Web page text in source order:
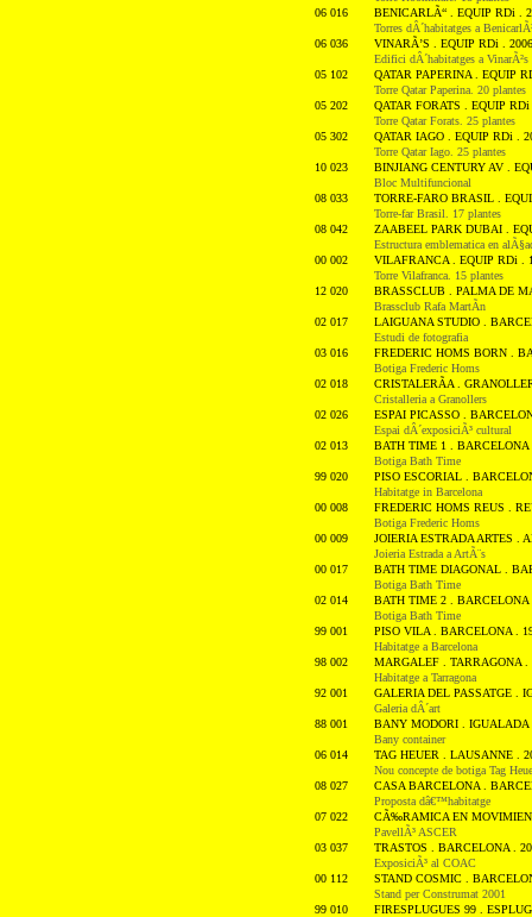
06 016
BENICARLÃ“ . EQUIP RDi .
Torres dÂ´habitatges a
06 036
VINARÃ’S . EQUIP RDi . 2006
Edifici dÂ´habitatges a VinarÃ²s
05 102
QATAR PAPERINA . EQUIP
Torre Qatar Paperina. 20 plantes
05 202
QATAR FORATS . EQUIP RDi
Torre Qatar Forats. 25 plantes
05 302
QATAR IAGO . EQUIP RDi .
Torre Qatar Iago. 25 plantes
10 023
BINJIANG CENTURY AV .
Bloc Multifuncional
08 033
TORRE-FARO BRASIL .
Torre-far Brasil. 17 plantes
08 042
ZAABEEL PARK DUBAI .
Estructura emblematica en
00 002
VILAFRANCA . EQUIP RDi .
Torre Vilafranca. 15 plantes
12 020
BRASSCLUB . PALMA DE
Brassclub Rafa MartÃ­n
02 017
LAIGUANA STUDIO .
Estudi de fotografia
03 016
FREDERIC HOMS BORN .
Botiga Frederic Homs
02 018
CRISTALERÃA .
Cristalleria a Granollers
02 026
ESPAI PICASSO .
Espai dÂ´exposiciÃ³ cultural
02 013
BATH TIME 1 . BARCELONA
Botiga Bath Time
99 020
PISO ESCORIAL .
Habitatge in Barcelona
00 008
FREDERIC HOMS REUS .
Botiga Frederic Homs
00 009
JOIERIA ESTRADA ARTES .
Joieria Estrada a ArtÃ¨s
00 017
BATH TIME DIAGONAL .
Botiga Bath Time
02 014
BATH TIME 2 . BARCELONA
Botiga Bath Time
99 001
PISO VILA . BARCELONA .
Habitatge a Barcelona
98 002
MARGALEF . TARRAGONA .
Habitatge a Tarragona
92 001
GALERIA DEL PASSATGE .
Galeria dÂ´art
88 001
BANY MODORI . IGUALADA
Bany container
06 014
TAG HEUER . LAUSANNE .
Nou concepte de botiga Tag
08 027
CASA BARCELONA .
Proposta dâ€™habitatge
07 022
CÃ‰RAMICA EN
PavellÃ³ ASCER
03 037
TRASTOS . BARCELONA .
ExposiciÃ³ al COAC
00 112
STAND COSMIC .
Stand per Construmat 2001
99 010
FIRESPLUGUES 99 .